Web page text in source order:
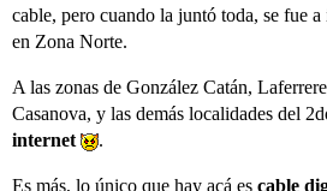
cable, pero cuando la juntó toda, se fue
en Zona Norte.
A las zonas de González Catán,
Casanova, y las demás localidades del
internet
.
Es más, lo único que hay acá es cable di